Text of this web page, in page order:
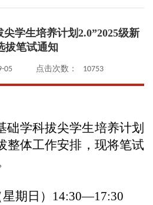
学生培养计划2.0”2025级新
拔笔试通知
05 点击次数： 10753
础学科拔尖学生培养计划
整体工作安排，现将笔试
星期 日 ）14:30—17:30